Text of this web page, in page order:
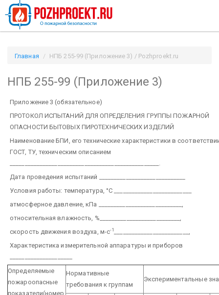
Главная НПБ 255-99 (Приложение 3) / Pozhproekt.ru
НПБ 255-99 (Приложение 3)
Приложение 3 (обязательное)
ПРОТОКОЛ ИСПЫТАНИЙ ДЛЯ ОПРЕДЕЛЕНИЯ ГРУППЫ ПОЖАРНОЙ
ОПАСНОСТИ БЫТОВЫХ ПИРОТЕХНИЧЕСКИХ ИЗДЕЛИЙ
Наименование БПИ, его технические характеристики в
ГОСТ, ТУ, техническим описанием
Дата проведения испытаний _____________________________
Условия работы: температура, °С __________________________
атмосферное давление, кПа ____________________________,
относительная влажность, %___________________________,
скорость движения воздуха, м-с-1
Характеристика измерительной аппаратуры и приборов
Определяемые
пожароопасные
показатели(номер
Нормативные
требования к группам
Экспериментальные